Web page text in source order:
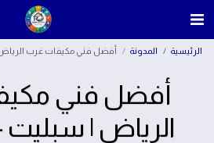
الرئيسية المدونة أفضل فني مكيفات غرب
أفضل فني
الرياض |